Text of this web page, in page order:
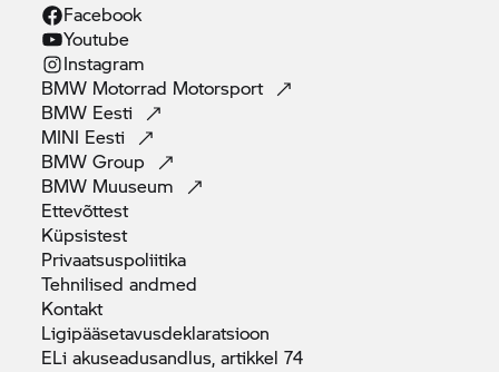
Facebook
Youtube
Instagram
BMW Motorrad Motorsport
BMW Eesti
MINI Eesti
BMWGroup
BMW Muuseum
Ettevõttest
Küpsistest
Privaatsuspoliitika
Tehnilisedandmed
Kontakt
Ligipääsetavusdeklaratsioon
ELi akuseadusandlus, artikkel74